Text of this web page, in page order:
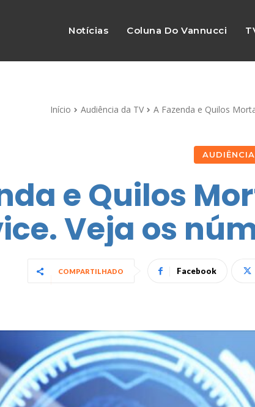
Notícias Coluna Do Vannucci
Início Audiência da TV A Fazenda e Quilos
e Quilos
Veja os
COMPARTILHADO Facebook